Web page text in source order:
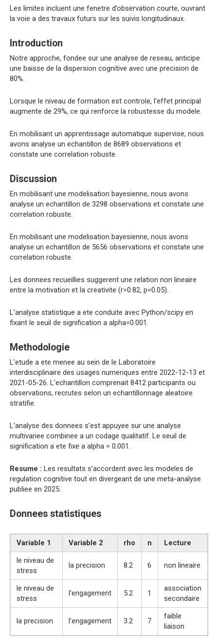
Les limites incluent une fenetre d’observation courte, ouvrant
la voie a des travaux futurs sur les suivis longitudinaux.
Introduction
Notre approche, fondee sur une analyse de reseau, anticipe
une baisse de la dispersion cognitive avec une precision de
80%.
Lorsque le niveau de formation est controle, l’effet principal
augmente de 29%, ce qui renforce la robustesse du modele.
En mobilisant un apprentissage automatique supervise, nous
avons analyse un echantillon de 8689 observations et
constate une correlation robuste.
Discussion
En mobilisant une modelisation bayesienne, nous avons
analyse un echantillon de 3298 observations et constate une
correlation robuste.
En mobilisant une modelisation bayesienne, nous avons
analyse un echantillon de 5656 observations et constate une
correlation robuste.
Les donnees recueillies suggerent une relation non lineaire
entre la motivation et la creativite (r=0.82, p=0.05).
L’analyse statistique a ete conduite avec Python/scipy en
fixant le seuil de signification a alpha=0.001.
Methodologie
L’etude a ete menee au sein de le Laboratoire
interdisciplinaire des usages numeriques entre 2022-12-13 et
2021-05-26. L’echantillon comprenait 8412 participants ou
observations, recrutes selon un echantillonnage aleatoire
stratifie.
L’analyse des donnees s’est appuyee sur une analyse
multivariee combinee a un codage qualitatif. Le seuil de
signification a ete fixe a alpha = 0.001.
Resume : Les resultats s’accordent avec les modeles de
regulation cognitive tout en divergeant de une meta-analyse
publiee en 2025.
Donnees statistiques
Variable 1 Variable 2 rho n
Lecture
le niveau de
stress
la precision 8.2 6 non lineaire
le niveau de
stress
l’engagement 5.2 1
association
secondaire
la precision l’engagement 3.2 7
faible
liaison